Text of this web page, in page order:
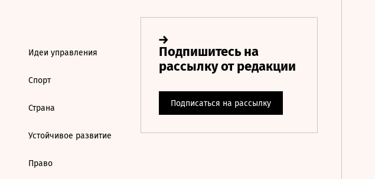
Идеи управления
Спорт
Страна
Устойчивое развитие
Право